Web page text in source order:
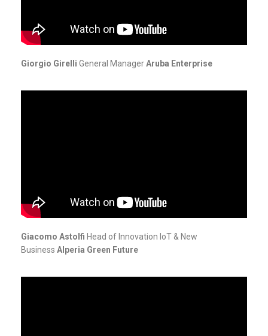
Giorgio Girelli General ManagerAruba Enterprise
Giacomo Astolfi Head of Innovation IoT & New
Business Alperia Green Future